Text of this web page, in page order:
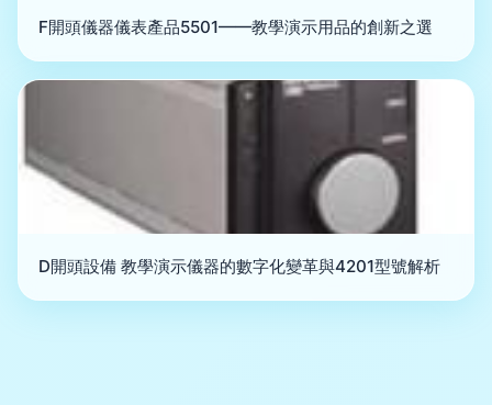
F開頭儀器儀表產品5501——教學演示用品的創新之選
D開頭設備 教學演示儀器的數字化變革與4201型號解析